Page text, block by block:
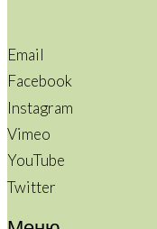
Email
Facebook
Instagram
Vimeo
YouTube
Twitter